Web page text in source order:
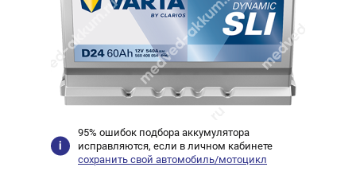
95% ошибок подбора аккумулятора
исправляются, если в личном кабинете
сохранить свой автомобиль/мотоцикл